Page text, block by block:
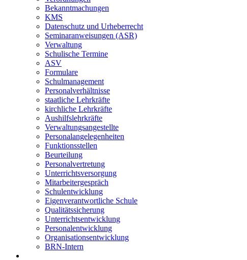
Bekanntmachungen
KMS
Datenschutz und Urheberrecht
Seminaranweisungen (ASR)
Verwaltung
Schulische Termine
ASV
Formulare
Schulmanagement
Personalverhältnisse
staatliche Lehrkräfte
kirchliche Lehrkräfte
Aushilfslehrkräfte
Verwaltungsangestellte
Personalangelegenheiten
Funktionsstellen
Beurteilung
Personalvertretung
Unterrichtsversorgung
Mitarbeitergespräch
Schulentwicklung
Eigenverantwortliche Schule
Qualitätssicherung
Unterrichtsentwicklung
Personalentwicklung
Organisationsentwicklung
BRN-Intern